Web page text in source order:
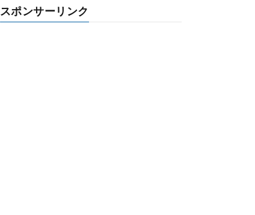
スポンサーリンク